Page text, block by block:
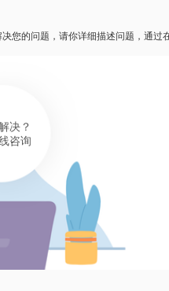
说您也渴望定
柜酒窖定做设计
务和优异的答
决您的问题，请你详细描述问题，通过
决？
咨询